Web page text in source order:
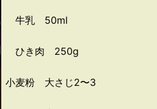
牛乳 50ml
ひき肉 250g
小麦粉 大さじ2〜3